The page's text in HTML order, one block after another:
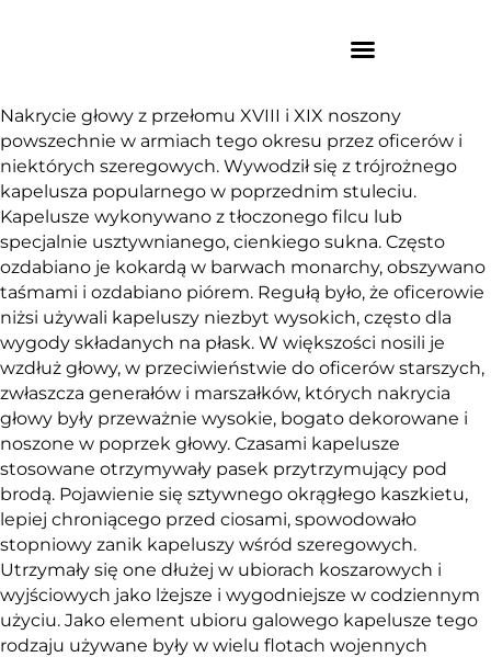
Nakrycie głowy z przełomu XVIII i XIX noszony
powszechnie w armiach tego okresu przez oficerów i
niektórych szeregowych. Wywodził się z trójrożnego
kapelusza popularnego w poprzednim stuleciu.
Kapelusze wykonywano z tłoczonego filcu lub
specjalnie usztywnianego, cienkiego sukna. Często
ozdabiano je kokardą w barwach monarchy, obszywano
taśmami i ozdabiano piórem. Regułą było, że oficerowie
niżsi używali kapeluszy niezbyt wysokich, często dla
wygody składanych na płask. W większości nosili je
wzdłuż głowy, w przeciwieństwie do oficerów starszych,
zwłaszcza generałów i marszałków, których nakrycia
głowy były przeważnie wysokie, bogato dekorowane i
noszone w poprzek głowy. Czasami kapelusze
stosowane otrzymywały pasek przytrzymujący pod
brodą. Pojawienie się sztywnego okrągłego kaszkietu,
lepiej chroniącego przed ciosami, spowodowało
stopniowy zanik kapeluszy wśród szeregowych.
Utrzymały się one dłużej w ubiorach koszarowych i
wyjściowych jako lżejsze i wygodniejsze w codziennym
użyciu. Jako element ubioru galowego kapelusze tego
rodzaju używane były w wielu flotach wojennych